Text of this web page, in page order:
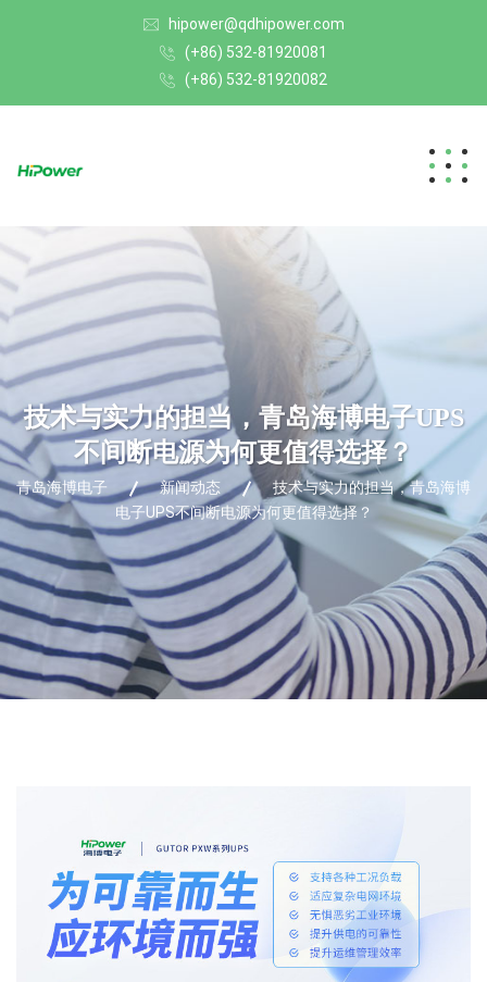
hipower@qdhipower.com
(+86) 532-81920081
(+86) 532-81920082
技术与实力的担当，青岛海博电子UPS
不间断电源为何更值得选择？
青岛海博电子 新闻动态
技术与实力的担当，青岛海博
电子UPS不间断电源为何更值得选择？